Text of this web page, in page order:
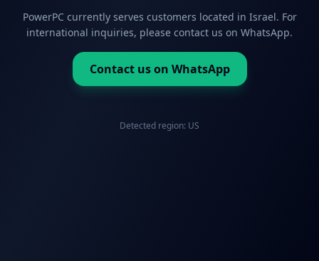
PowerPC currently serves customers located in Israel. For
international inquiries, please contact us on WhatsApp.
Contact us on WhatsApp
Detected region: US